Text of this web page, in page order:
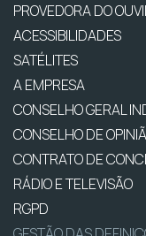
PROVEDORA DO
ACESSIBILIDADES
SATÉLITES
A EMPRESA
CONSELHO GERAL
CONSELHO DE
CONTRATO DE
RÁDIO E TELEVISÃO
RGPD